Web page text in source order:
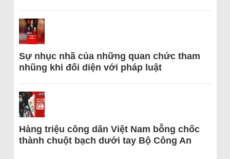
Sự nhục nhã của những quan chức tham
nhũng khi đối diện với pháp luật
Hàng triệu công dân Việt Nam bỗng chốc
thành chuột bạch dưới tay Bộ Công An